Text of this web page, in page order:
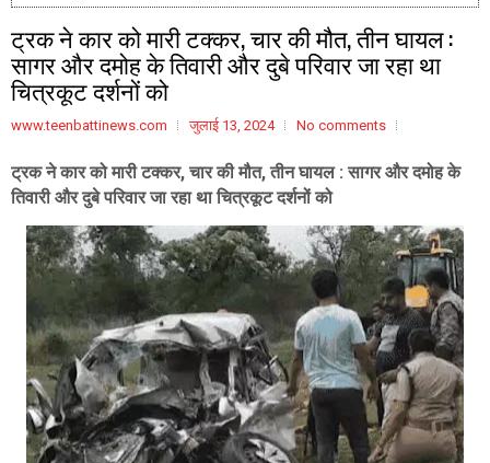
ट्रक ने कार को मारी टक्कर, चार की मौत, तीन घायल :
सागर और दमोह के तिवारी और दुबे परिवार जा रहा था
चित्रकूट दर्शनों को
www.teenbattinews.com जुलाई 13, 2024 No comments
ट्रक ने कार को मारी टक्कर, चार की मौत, तीन घायल : सागर और दमोह के
तिवारी और दुबे परिवार जा रहा था चित्रकूट दर्शनों को